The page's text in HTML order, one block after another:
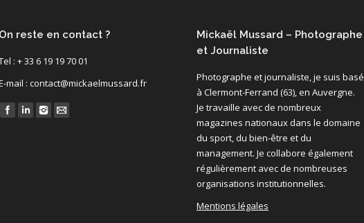
On reste en contact ?
: + 33 6 19 19 70 01
mail : contact@mickaelmussard.fr
Find us on:
Mickaël Mussard – Photographe
et Journaliste
Photographe et journaliste, je suis basé
à Clermont-Ferrand (63), en Auvergne.
Je travaille avec de nombreux
magazines nationaux dans le domaine
du sport, du bien-être et du
management. Je collabore également
régulièrement avec de nombreuses
organisations institutionnelles.
Mentions légales